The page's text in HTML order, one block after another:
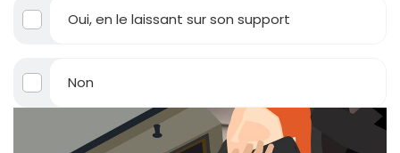
Oui, en le laissant sur son support
Non